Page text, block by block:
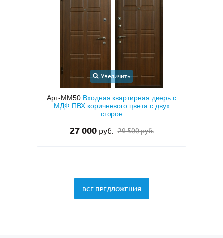
Увеличить
Арт-ММ1573Входная дверь с
металлофиленкой, бугельной ручкой и
темно-серым порошковым покрытием
45 000руб.
ВСЕ ПРЕДЛОЖЕНИЯ